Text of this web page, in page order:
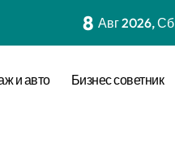
8 Авг 2026, Сб
и авто Бизнес советник